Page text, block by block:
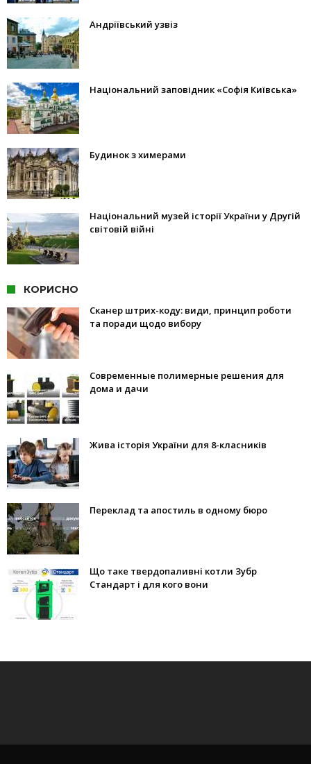
Андріївський узвіз
Національний заповідник «Софія Київська»
Будинок з химерами
Національний музей історії України у Другій
світовій війні
КОРИСНО
Сканер штрих-коду: види, принцип роботи
та поради щодо вибору
Современные полимерные решения для
дома и дачи
Жива історія України для 8-класників
Переклад та апостиль в одному бюро
Що таке твердопаливні котли Зубр
Стандарт і для кого вони